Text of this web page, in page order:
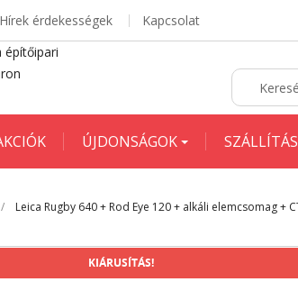
Hírek érdekességek Kapcsolat
ÚJDONSÁGOK
Leica Rugby 640 + Rod Eye 120 + alkáli elemcsomag +
KIÁRUSÍTÁS!